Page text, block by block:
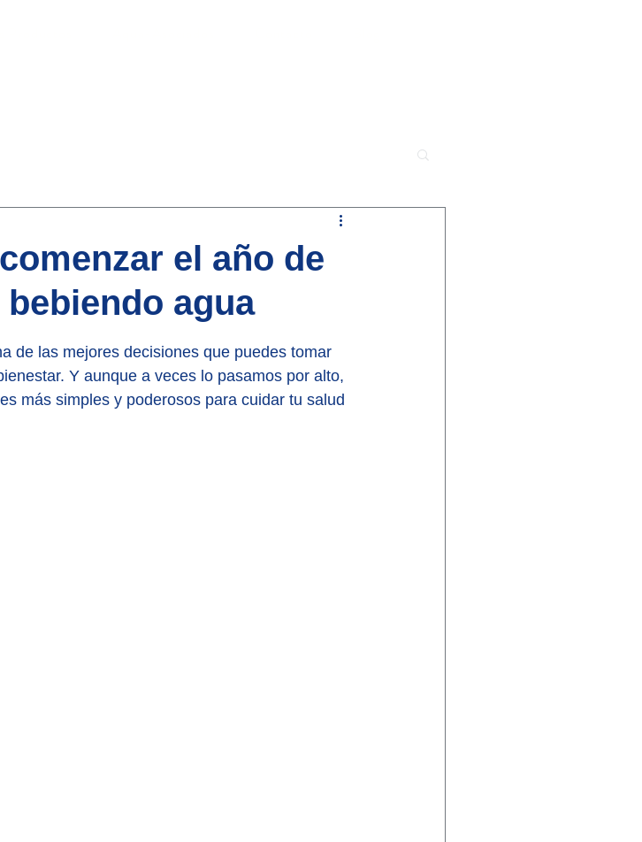
el año de
agua
de las mejores decisiones que puedes tomar
Y aunque a veces lo pasamos por alto,
más simples y poderosos para cuidar tu salud